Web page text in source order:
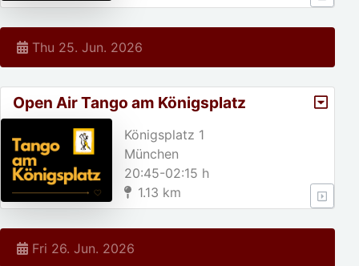
Thu 25. Jun. 2026
Open Air Tango am Königsplatz
Königsplatz 1
München
20:45-02:15 h
1.13 km
Fri 26. Jun. 2026